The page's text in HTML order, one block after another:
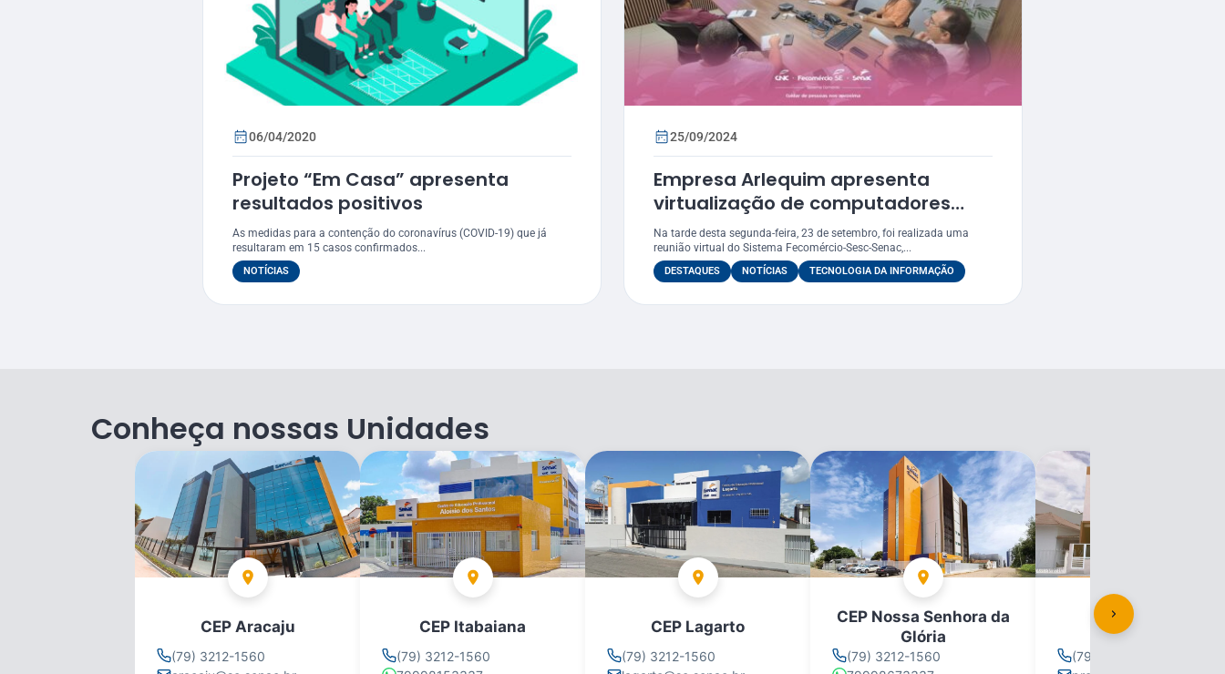
06/04/2020
Projeto “Em Casa” apresenta
resultados positivos
As medidas para a contenção do coronavírus (COVID-19) que já
resultaram em 15 casos confirmados...
NOTÍCIAS
25/09/2024
Empresa Arlequim apresenta
virtualização de computadores
para o Sistema Fecomércio-Sesc-
Senac
Na tarde desta segunda-feira, 23 de setembro, foi realizada uma
reunião virtual do Sistema Fecomércio-Sesc-Senac,...
DESTAQUES NOTÍCIAS TECNOLOGIA DA INFORMAÇÃO
Conheça nossas Unidades
CEP Aracaju
(79) 3212-1560
CEP Itabaiana
(79) 3212-1560
CEP Lagarto
(79) 3212-1560
CEP Nossa Senhora da
Glória
(79) 3212-1560
CEP Propriá
(79) 3212-1560